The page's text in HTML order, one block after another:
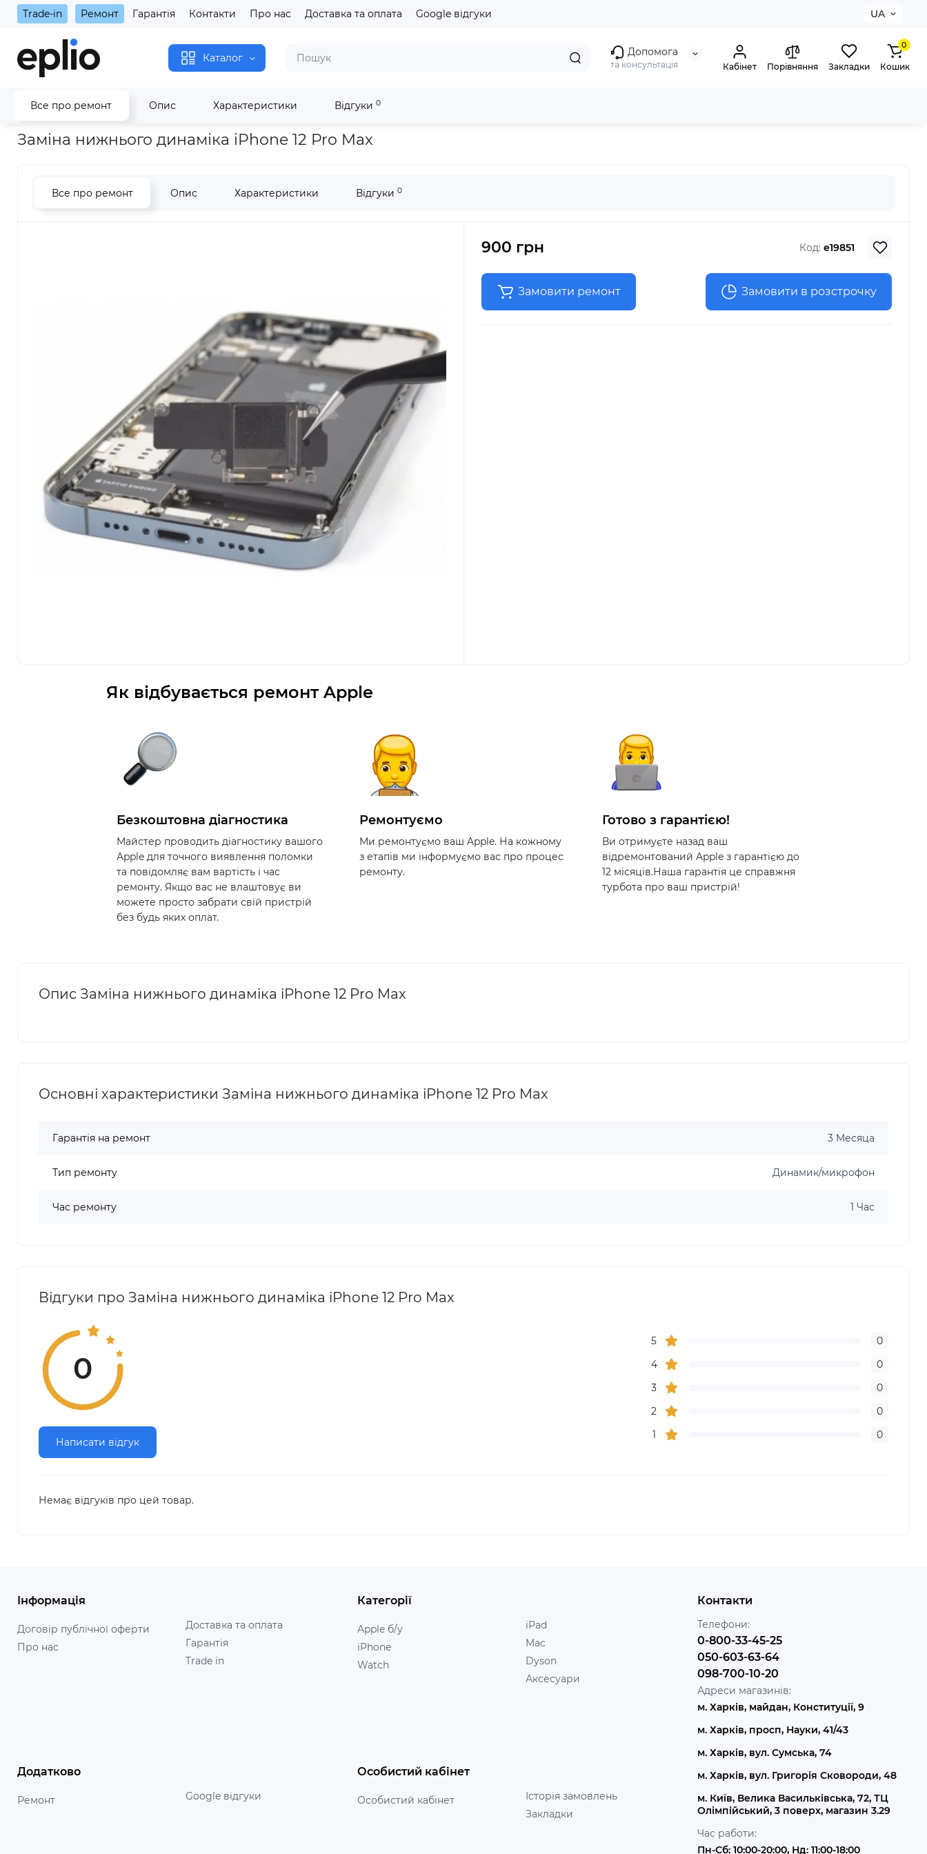
Trade-in Ремонт Гарантія Контакти Про нас Доставка та оплата Google відгуки UA
Каталог Допомога
та консультація Кабінет Порівняння Закладки
0
Кошик
Все про ремонт Опис Характеристики Відгуки 0
Головна Заміна нижнього динаміка iPhone 12 Pro Max
Заміна нижнього динаміка iPhone 12 Pro Max
Все про ремонт Опис Характеристики Відгуки 0
900 грн Код: e19851
Замовити ремонт Замовити в розстрочку
Як відбувається ремонт Apple
Безкоштовна діагностика
Майстер проводить діагностику вашого
Apple для точного виявлення поломки
та повідомляє вам вартість і час
ремонту. Якщо вас не влаштовує ви
можете просто забрати свій пристрій
без будь яких оплат.
Ремонтуємо
Ми ремонтуємо ваш Apple. На кожному
з етапів ми інформуємо вас про процес
ремонту.
Готово з гарантією!
Ви отримуєте назад ваш
відремонтований Apple з гарантією до
12 місяців.Наша гарантія це справжня
турбота про ваш пристрій!
Опис Заміна нижнього динаміка iPhone 12 Pro Max
Основні характеристики Заміна нижнього динаміка iPhone 12 Pro Max
Гарантія на ремонт 3 Месяца
Тип ремонту Динамик/микрофон
Час ремонту 1 Час
Відгуки про Заміна нижнього динаміка iPhone 12 Pro Max
0
Написати відгук
5
0
4
0
3
0
2
0
1
0
Немає відгуків про цей товар.
Інформація
Договір публічної оферти
Про нас
Доставка та оплата
Гарантія
Trade in
Категорії
Apple б/у
iPhone
Watch
iPad
Mac
Dyson
Аксесуари
Додатково
Ремонт Google відгуки
Особистий кабінет
Особистий кабінет
Історія замовлень
Закладки
Контакти
Телефони:
0-800-33-45-25
050-603-63-64
098-700-10-20
Адреси магазинів:
м. Харків, майдан, Конституції, 9
м. Харків, просп, Науки, 41/43
м. Харків, вул. Сумська, 74
м. Харків, вул. Григорія Сковороди, 48
м. Київ, Велика Васильківська, 72, ТЦ
Олімпійський, 3 поверх, магазин 3.29
Час работи:
Пн-Сб: 10:00-20:00, Нд: 11:00-18:00